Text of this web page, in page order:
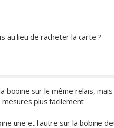
au lieu de racheter la carte ?
bobine sur le même relais, mais
plus facilement
une et l'autre sur la bobine